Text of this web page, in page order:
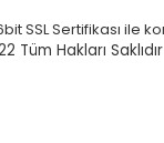
SSL Sertifikası ile
Tüm Hakları Saklıdır